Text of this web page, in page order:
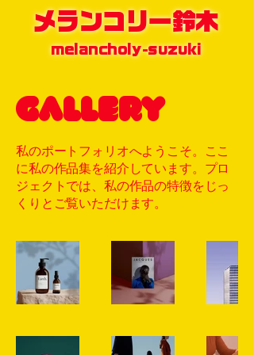
メランコリー鈴木
melancholy-suzuki
Gallery
私のポートフォリオへようこそ。ここ
に私の作品集を紹介しています。プロ
ジェクトでは、私の作品の特徴をじっ
くりとご覧いただけます。